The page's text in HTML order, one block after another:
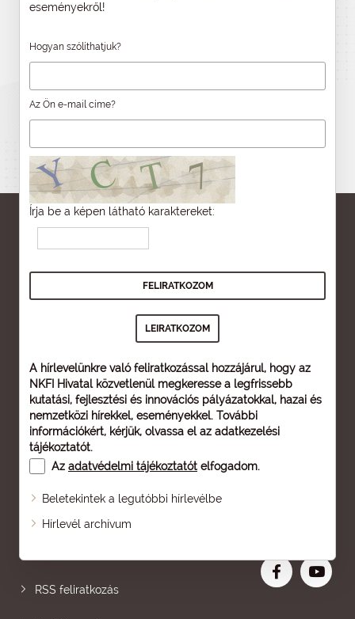
eseményekről!
Hogyan szólíthatjuk?
Az Ön e-mail címe?
Írja be a képen látható karaktereket:
A hírlevelünkre való feliratkozással hozzájárul, hogy az
NKFI Hivatal közvetlenül megkeresse a legfrissebb
kutatási, fejlesztési és innovációs pályázatokkal, hazai és
nemzetközi hírekkel, eseményekkel. További
információkért, kérjük, olvassa el az adatkezelési
tájékoztatót.
Az adatvédelmi tájékoztatót elfogadom.
Beletekintek a legutóbbi hírlevélbe
Hírlevél archívum
Oldaltérkép
RSS feliratkozás